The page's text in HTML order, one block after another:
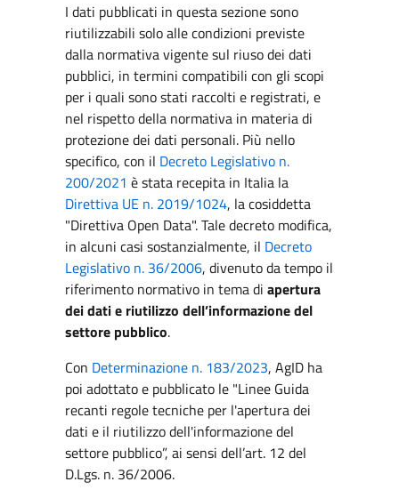
I dati pubblicati in questa sezione sono
riutilizzabili solo alle condizioni previste
dalla normativa vigente sul riuso dei dati
pubblici, in termini compatibili con gli scopi
per i quali sono stati raccolti e registrati, e
nel rispetto della normativa in materia di
protezione dei dati personali. Più nello
specifico, con il Decreto Legislativo n.
200/2021 è stata recepita in Italia la
Direttiva UE n. 2019/1024, la cosiddetta
"Direttiva Open Data". Tale decreto modifica,
in alcuni casi sostanzialmente, il Decreto
Legislativo n. 36/2006, divenuto da tempo il
riferimento normativo in tema diapertura
dei dati e riutilizzo dell’informazione del
settore pubblico.
Con Determinazione n. 183/2023, AgID ha
poi adottato e pubblicato le "Linee Guida
recanti regole tecniche per l'apertura dei
dati e il riutilizzo dell'informazione del
settore pubblico”, ai sensi dell’art. 12 del
D.Lgs. n. 36/2006.